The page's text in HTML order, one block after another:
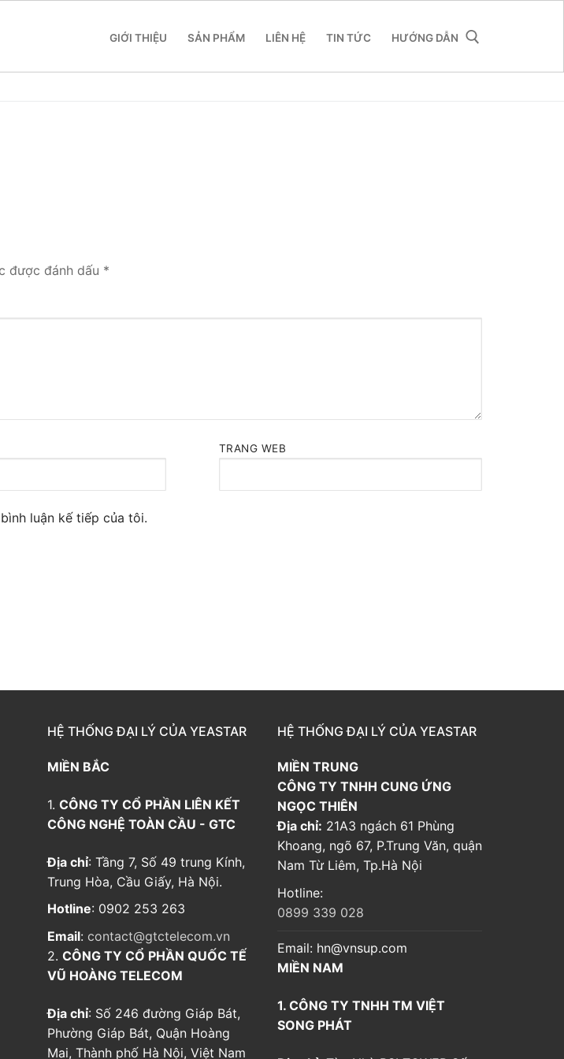
GIỚI THIỆU SẢN PHẨM LIÊN HỆ TIN TỨC HƯỚNG DẪN
được đánh dấu *
TRANG WEB
luận kế tiếp của tôi.
HỆ THỐNG ĐẠI LÝ CỦA YEASTAR
MIỀN BẮC
1. CÔNG TY CỔ PHẦN LIÊN KẾT
CÔNG NGHỆ TOÀN CẦU - GTC
Địa chỉ: Tầng 7, Số 49 trung Kính,
Trung Hòa, Cầu Giấy, Hà Nội.
Hotline: 0902 253 263
Email: contact@gtctelecom.vn
2. CÔNG TY CỔ PHẦN QUỐC TẾ
VŨ HOÀNG TELECOM
Địa chỉ: Số 246 đường Giáp Bát,
Phường Giáp Bát, Quận Hoàng
Mai, Thành phố Hà Nội, Việt Nam
HỆ THỐNG ĐẠI LÝ CỦA YEASTAR
MIỀN TRUNG
CÔNG TY TNHH CUNG ỨNG
NGỌC THIÊN
Địa chỉ: 21A3 ngách 61 Phùng
Khoang, ngõ 67, P.Trung Văn, quận
Nam Từ Liêm, Tp.Hà Nội
Hotline:
0899 339 028
Email: hn@vnsup.com
MIỀN NAM
1. CÔNG TY TNHH TM VIỆT
SONG PHÁT